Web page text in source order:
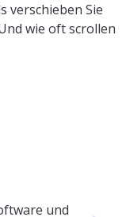
verschieben Sie
wie oft scrollen
und